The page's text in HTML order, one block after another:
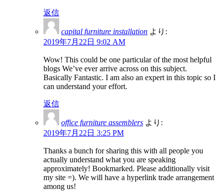
返信
capital furniture installation より:
2019年7月22日 9:02 AM
Wow! This could be one particular of the most helpful
blogs We’ve ever arrive across on this subject.
Basically Fantastic. I am also an expert in this topic so I
can understand your effort.
返信
office furniture assemblers より:
2019年7月22日 3:25 PM
Thanks a bunch for sharing this with all people you
actually understand what you are speaking
approximately! Bookmarked. Please additionally visit
my site =). We will have a hyperlink trade arrangement
among us!